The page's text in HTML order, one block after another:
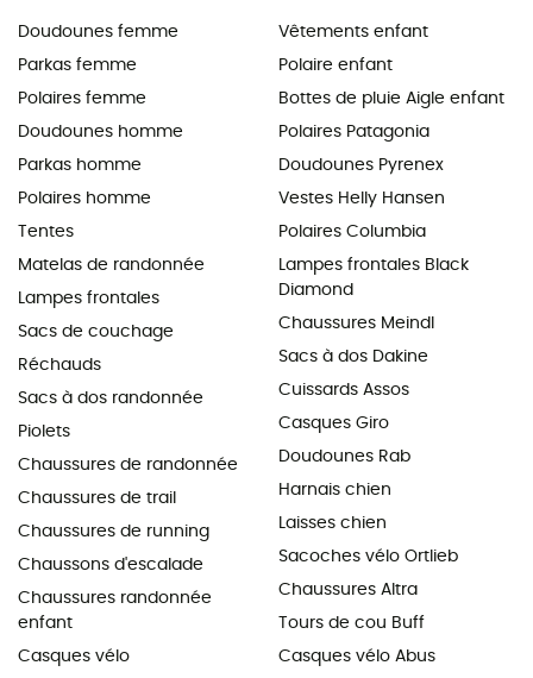
Doudounes femme
Parkas femme
Polaires femme
Doudounes homme
Parkas homme
Polaires homme
Tentes
Matelas de randonnée
Lampes frontales
Sacs de couchage
Réchauds
Sacs à dos randonnée
Piolets
Chaussures de randonnée
Chaussures de trail
Chaussures de running
Chaussons d'escalade
Chaussures randonnée
enfant
Casques vélo
Vêtements enfant
Polaire enfant
Bottes de pluie Aigle enfant
Polaires Patagonia
Doudounes Pyrenex
Vestes Helly Hansen
Polaires Columbia
Lampes frontales Black
Diamond
Chaussures Meindl
Sacs à dos Dakine
Cuissards Assos
Casques Giro
Doudounes Rab
Harnais chien
Laisses chien
Sacoches vélo Ortlieb
Chaussures Altra
Tours de cou Buff
Casques vélo Abus